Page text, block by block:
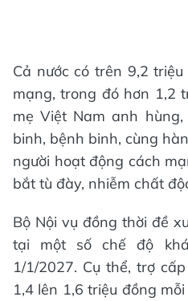
Cả nước có trên 9,2
mạng, trong đó hơn 1,2
mẹ Việt Nam anh
binh, bệnh binh, cùng
người hoạt động cách
bắt tù đày, nhiễm chất
Bộ Nội vụ đồng thời đề
tại một số chế độ
1/1/2027. Cụ thể, trợ
1,4 lên 1,6 triệu đồng